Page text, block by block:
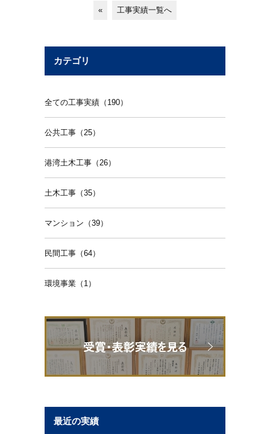
« 工事実績一覧へ
カテゴリ
全ての工事実績（190）
公共工事（25）
港湾土木工事（26）
土木工事（35）
マンション（39）
民間工事（64）
環境事業（1）
最近の実績